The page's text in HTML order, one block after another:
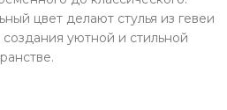
цвет делают стулья из гевеи
уютной и стильной